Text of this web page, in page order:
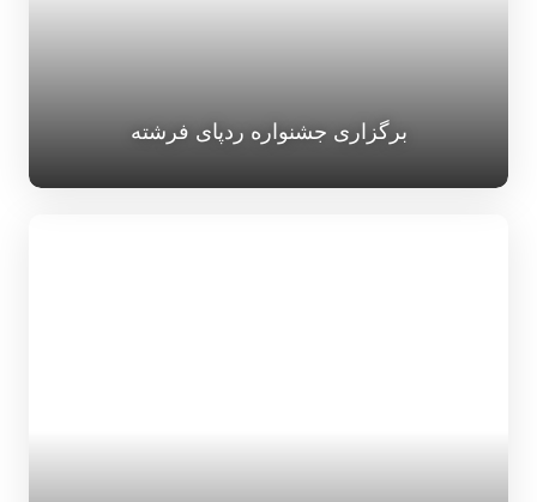
برگزاری جشنواره ردپای فرشته